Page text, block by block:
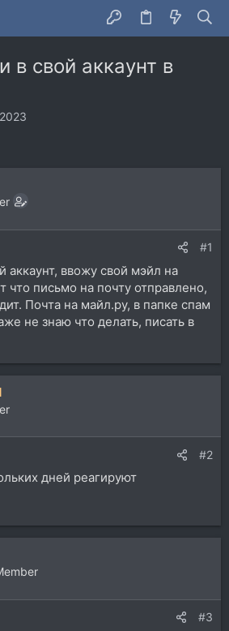
в свой аккаунт в
#1
аккаунт, ввожу свой мэйл на
что письмо на почту отправлено,
Почта на майл.ру, в папке спам
не знаю что делать, писать в
#2
дней реагируют
#3